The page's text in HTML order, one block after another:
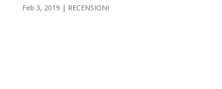
Feb 3, 2019 | RECENSIONI